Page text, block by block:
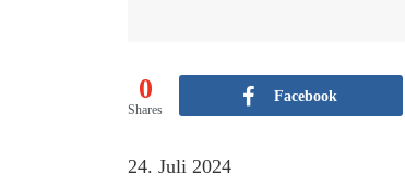
0
Shares
Facebook
24. Juli 2024